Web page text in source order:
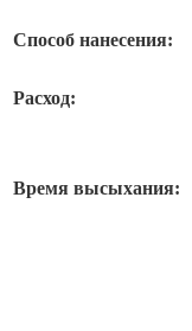
Способ нанесения:
Расход:
Время высыхания: